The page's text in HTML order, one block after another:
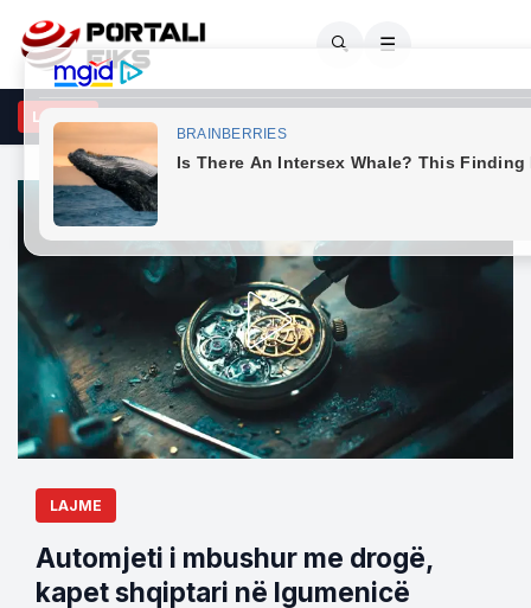
🔍 ☰
LAJME
burrë gjendet pa shenja jete në Pejë, trupi dërgohet për
LAJME
Automjeti i mbushur me drogë,
kapet shqiptari në Igumenicë